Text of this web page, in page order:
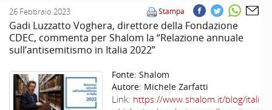
Stampa
26 Febbraio 2023
Gadi Luzzatto Voghera, direttore della Fondazione
CDEC, commenta per Shalom la “Relazione annuale
sull’antisemitismo in Italia 2022”
Fonte: Shalom
Autore: Michele Zarfatti
Link: https://www.shalom.it/blog/itali